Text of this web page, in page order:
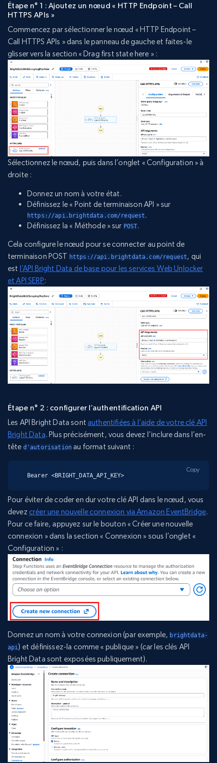
Étape n° 1 : Ajoutez un nœud « HTTP Endpoint – Call
HTTPS APIs »
Commencez par sélectionner le nœud « HTTP Endpoint –
Call HTTPS APIs » dans le panneau de gauche et faites-le
glisser vers la section « Drag first state here » :
Sélectionnez le nœud, puis dans l’onglet « Configuration » à
droite :
Donnez un nom à votre état.
Définissez le « Point de terminaison API » sur
https://api.brightdata.com/request .
Définissez la « Méthode » sur POST.
Cela configure le nœud pour se connecter au point de
terminaison POST https://api.brightdata.com/request, qui
est l’API Bright Data de base pour les services Web Unlocker
et API SERP:
Étape n° 2 : configurer l’authentification API
Les API Bright Data sontauthentifiées à l’aide de votre clé API
Bright Data. Plus précisément, vous devez l’inclure dans l’en-
tête d'autorisation au format suivant :
Bearer <BRIGHT_DATA_API_KEY>
Copy
Pour éviter de coder en dur votre clé API dans le nœud, vous
devez créer une nouvelle connexion via Amazon EventBridge.
Pour ce faire, appuyez sur le bouton « Créer une nouvelle
connexion » dans la section « Connexion » sous l’onglet «
Configuration » :
Donnez un nom à votre connexion (par exemple, brightdata-
api) et définissez-la comme « publique » (car les clés API
Bright Data sont exposées publiquement).